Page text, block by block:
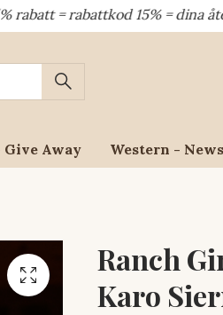
15% = dina återkommande
Away Western - News
Ranch
Karo